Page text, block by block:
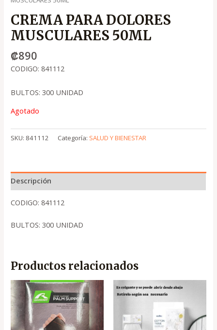
CREMA PARA DOLORES
MUSCULARES 50ML
₡890
CODIGO: 841112
BULTOS: 300 UNIDAD
Agotado
SKU: 841112 Categoría: SALUD Y BIENESTAR
Descripción
CODIGO: 841112
BULTOS: 300 UNIDAD
Productos relacionados
El
precio
original
era:
.
₡900
El
precio
actual
₡600
precio
.
₡2,950
El
precio
.
₡2,350